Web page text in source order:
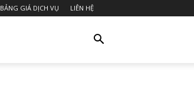
BẢNG GIÁ DỊCH VỤ LIÊN HỆ